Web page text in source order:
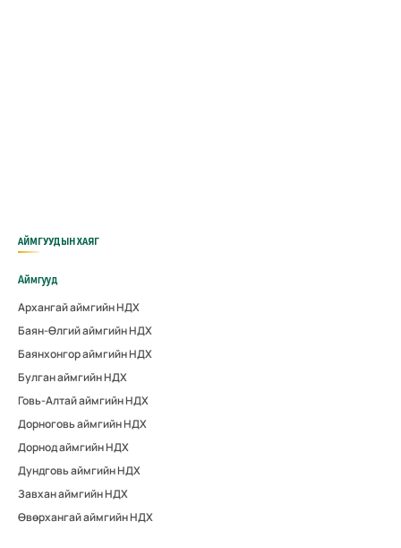
АЙМГУУДЫН ХАЯГ
Аймгууд
Архангай аймгийн НДХ
Баян-Өлгий аймгийн НДХ
Баянхонгор аймгийн НДХ
Булган аймгийн НДХ
Говь-Алтай аймгийн НДХ
Дорноговь аймгийн НДХ
Дорнод аймгийн НДХ
Дундговь аймгийн НДХ
Завхан аймгийн НДХ
Өвөрхангай аймгийн НДХ